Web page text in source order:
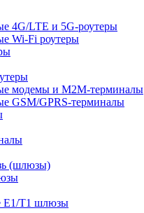
4G/LTE и 5G-роутеры
Wi-Fi роутеры
модемы и M2M-терминалы
GSM/GPRS-терминалы
(шлюзы)
E1/T1 шлюзы